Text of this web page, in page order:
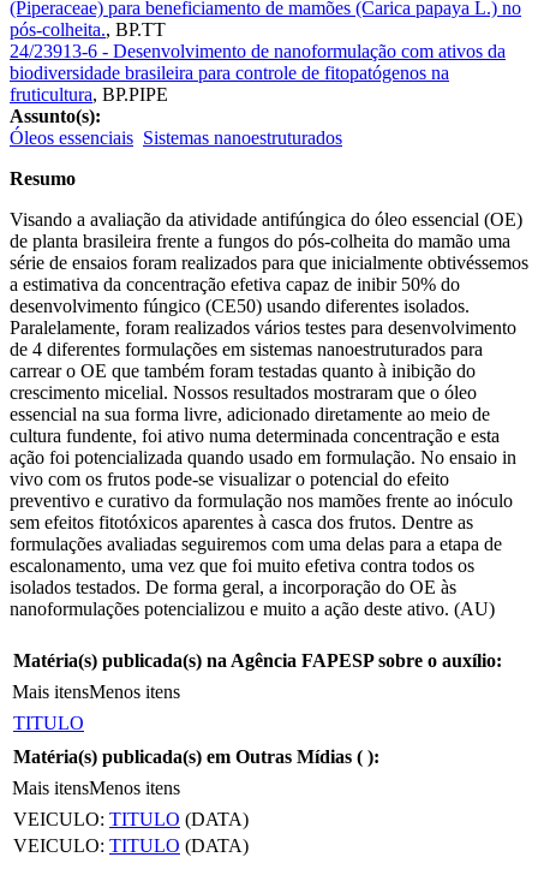
(Piperaceae) para beneficiamento de mamões (Carica papaya L.) no
pós-colheita., BP.TT
24/23913-6 - Desenvolvimento de nanoformulação com ativos da
biodiversidade brasileira para controle de fitopatógenos na
fruticultura, BP.PIPE
Assunto(s):
Óleos essenciais Sistemas nanoestruturados
Resumo
Visando a avaliação da atividade antifúngica do óleo essencial (OE)
de planta brasileira frente a fungos do pós-colheita do mamão uma
série de ensaios foram realizados para que inicialmente obtivéssemos
a estimativa da concentração efetiva capaz de inibir 50% do
desenvolvimento fúngico (CE50) usando diferentes isolados.
Paralelamente, foram realizados vários testes para desenvolvimento
de 4 diferentes formulações em sistemas nanoestruturados para
carrear o OE que também foram testadas quanto à inibição do
crescimento micelial. Nossos resultados mostraram que o óleo
essencial na sua forma livre, adicionado diretamente ao meio de
cultura fundente, foi ativo numa determinada concentração e esta
ação foi potencializada quando usado em formulação. No ensaio in
vivo com os frutos pode-se visualizar o potencial do efeito
preventivo e curativo da formulação nos mamões frente ao inóculo
sem efeitos fitotóxicos aparentes à casca dos frutos. Dentre as
formulações avaliadas seguiremos com uma delas para a etapa de
escalonamento, uma vez que foi muito efetiva contra todos os
isolados testados. De forma geral, a incorporação do OE às
nanoformulações potencializou e muito a ação deste ativo. (AU)
Matéria(s) publicada(s) na Agência FAPESP sobre o auxílio:
Mais itensMenos itens
TITULO
Matéria(s) publicada(s) em Outras Mídias ( ):
Mais itensMenos itens
VEICULO: TITULO (DATA)
VEICULO: TITULO (DATA)